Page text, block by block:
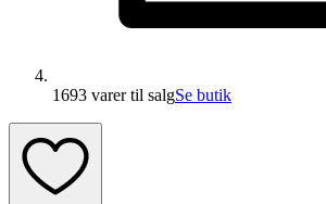
1693 varertil salgSe butik